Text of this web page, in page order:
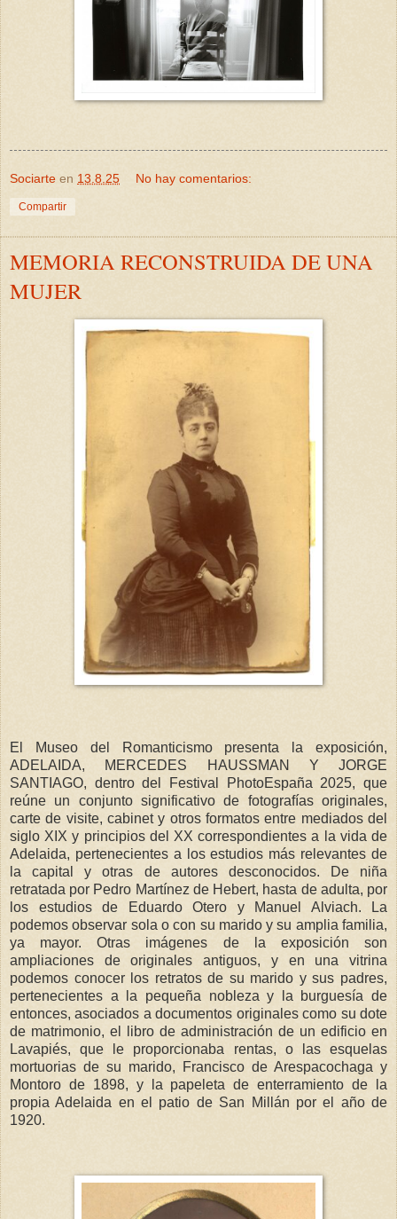
Sociarte en 13.8.25 No hay comentarios:
Compartir
MEMORIA RECONSTRUIDA DE UNA
MUJER
El Museo del Romanticismo presenta la exposición,
ADELAIDA, MERCEDES HAUSSMAN Y JORGE
SANTIAGO, dentro del Festival PhotoEspaña 2025, que
reúne un conjunto significativo de fotografías originales,
carte de visite, cabinet y otros formatos entre mediados del
siglo XIX y principios del XX correspondientes a la vida de
Adelaida, pertenecientes a los estudios más relevantes de
la capital y otras de autores desconocidos. De niña
retratada por Pedro Martínez de Hebert, hasta de adulta, por
los estudios de Eduardo Otero y Manuel Alviach. La
podemos observar sola o con su marido y su amplia familia,
ya mayor. Otras imágenes de la exposición son
ampliaciones de originales antiguos, y en una vitrina
podemos conocer los retratos de su marido y sus padres,
pertenecientes a la pequeña nobleza y la burguesía de
entonces, asociados a documentos originales como su dote
de matrimonio, el libro de administración de un edificio en
Lavapiés, que le proporcionaba rentas, o las esquelas
mortuorias de su marido, Francisco de Arespacochaga y
Montoro de 1898, y la papeleta de enterramiento de la
propia Adelaida en el patio de San Millán por el año de
1920.